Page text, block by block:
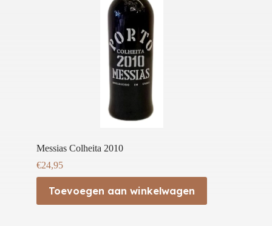
Messias Colheita 2010
€24,95
Toevoegen aan winkelwagen